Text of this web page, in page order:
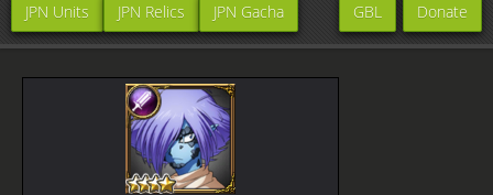
JPN Units JPN Relics JPN Gacha Donate
GBL